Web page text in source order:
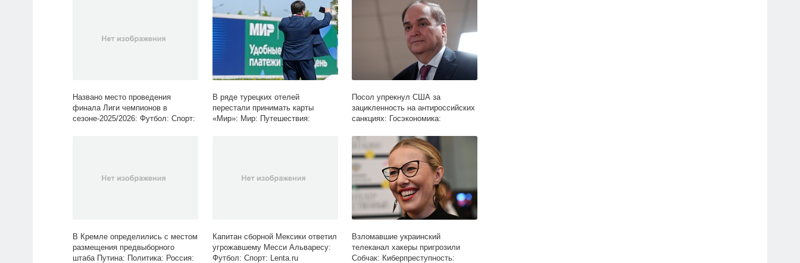
Названо место проведения
финала Лиги чемпионов в
сезоне-2025/2026: Футбол: Спорт:
В ряде турецких отелей
перестали принимать карты
«Мир»: Мир: Путешествия:
Посол упрекнул США за
зацикленность на антироссийских
санкциях: Госэкономика:
В Кремле определились с местом
размещения предвыборного
штаба Путина: Политика: Россия:
Капитан сборной Мексики ответил
угрожавшему Месси Альваресу:
Футбол: Спорт: Lenta.ru
Взломавшие украинский
телеканал хакеры пригрозили
Собчак: Киберпреступность: